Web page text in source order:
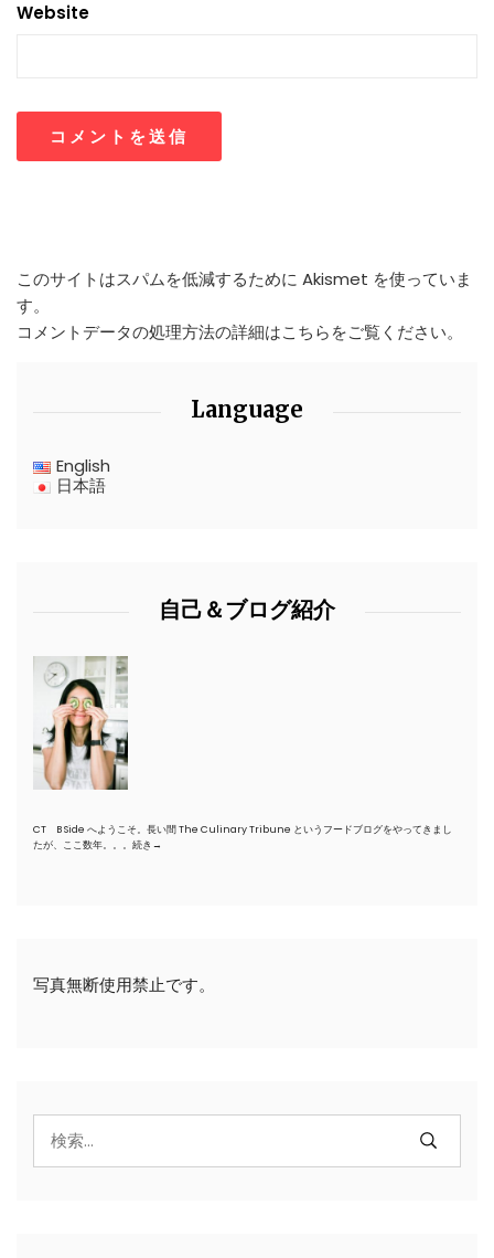
Website
このサイトはスパムを低減するために Akismet を使っていま
す。
コメントデータの処理方法の詳細はこちらをご覧ください。
Language
English
日本語
自己＆ブログ紹介
CT B Side へようこそ。長い間 The Culinary Tribune というフードブログをやってきまし
たが、ここ数年。。。 続き→
写真無断使用禁止です。